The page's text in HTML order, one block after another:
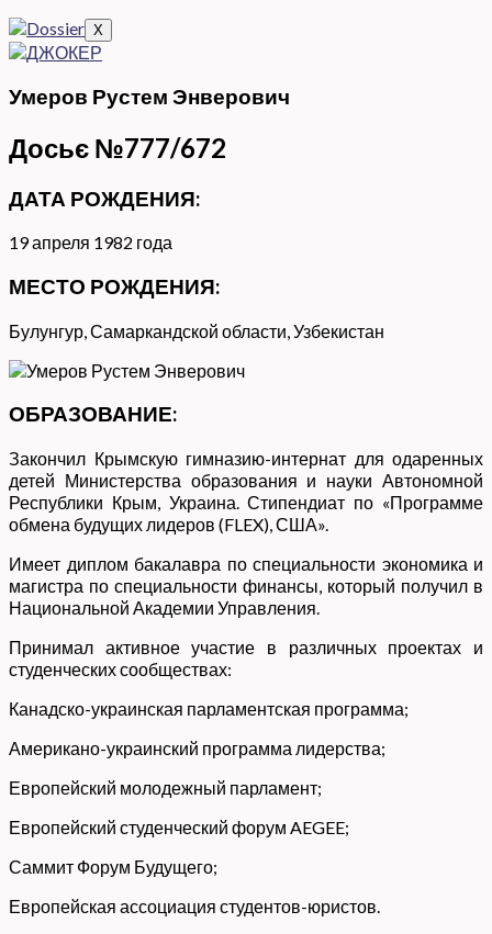
X
Умеров Рустем Энверович
Досьє №777/672
ДАТА РОЖДЕНИЯ:
19 апреля 1982 года
МЕСТО РОЖДЕНИЯ:
Булунгур, Самаркандской области, Узбекистан
ОБРАЗОВАНИЕ:
Закончил Крымскую гимназию-интернат для одаренных
детей Министерства образования и науки Автономной
Республики Крым, Украина. Стипендиат по «Программе
обмена будущих лидеров (FLEX), США».
Имеет диплом бакалавра по специальности экономика и
магистра по специальности финансы, который получил в
Национальной Академии Управления.
Принимал активное участие в различных проектах и
студенческих сообществах:
Канадско-украинская парламентская программа;
Американо-украинский программа лидерства;
Европейский молодежный парламент;
Европейский студенческий форум AEGEE;
Саммит Форум Будущего;
Европейская ассоциация студентов-юристов.